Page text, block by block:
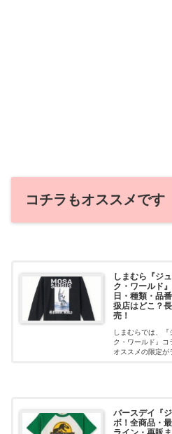
コチラもオススメです
しまむら『ジ
ク・ワールド
日・種類・品
扱店はどこ？
売！
しまむらでは、
ク・ワールド』コ
オススメの限定が
バースデイ『
ボ！全商品・